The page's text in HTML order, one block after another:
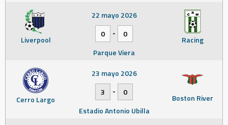
Liverpool Racing
22 mayo 2026
0
-
0
Parque Viera
Cerro Largo Boston River
23 mayo 2026
3
-
0
Estadio Antonio Ubilla